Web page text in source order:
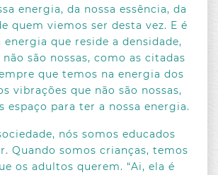
energia, da nossa essência, da
quem viemos ser desta vez. E é
energia que reside a densidade,
não são nossas, como as citadas
que temos na energia dos
vibrações que não são nossas,
espaço para ter a nossa energia.
nós somos educados
Quando somos crianças, temos
os adultos querem. “Ai, ela é